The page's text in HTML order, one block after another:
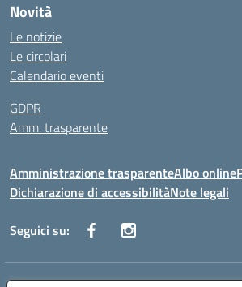
Novità
Le notizie
Le circolari
Calendario eventi
GDPR
Amm. trasparente
Amministrazione trasparenteAlbo online
Dichiarazione di accessibilitàNote legali
Seguici su: